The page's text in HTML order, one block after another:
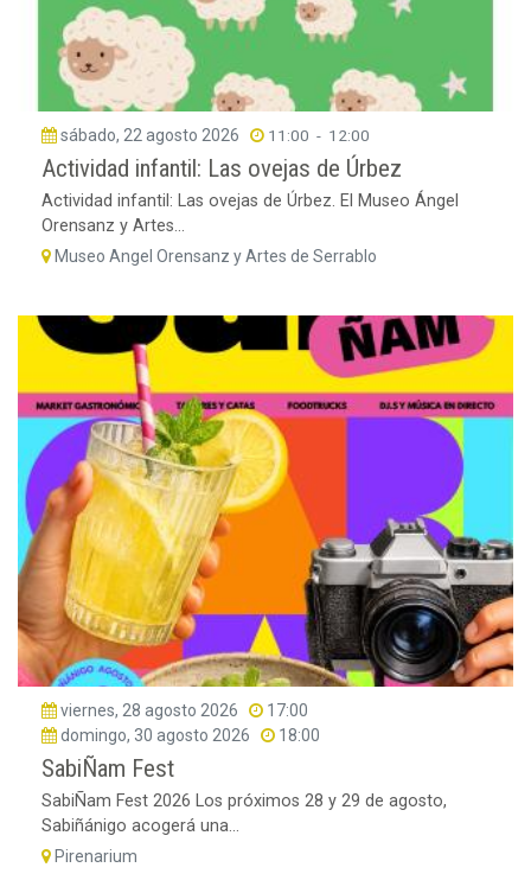
sábado, 22 agosto 2026 11:00 - 12:00
Actividad infantil: Las ovejas de Úrbez
Actividad infantil: Las ovejas de Úrbez. El Museo Ángel
Orensanz y Artes...
Museo Angel Orensanz y Artes de Serrablo
viernes, 28 agosto 2026
17:00
domingo, 30 agosto 2026
18:00
SabiÑam Fest
SabiÑam Fest 2026 Los próximos 28 y 29 de agosto,
Sabiñánigo acogerá una...
Pirenarium